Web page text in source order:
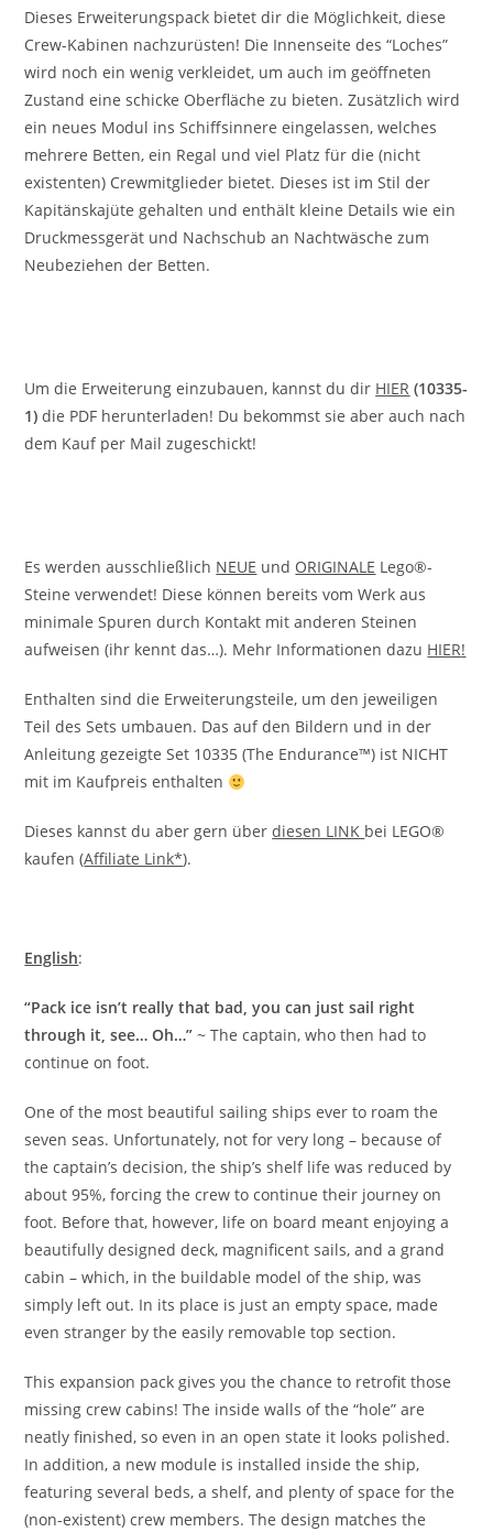
Dieses Erweiterungspack bietet dir die Möglichkeit, diese
Crew-Kabinen nachzurüsten! Die Innenseite des “Loches”
wird noch ein wenig verkleidet, um auch im geöffneten
Zustand eine schicke Oberfläche zu bieten. Zusätzlich wird
ein neues Modul ins Schiffsinnere eingelassen, welches
mehrere Betten, ein Regal und viel Platz für die (nicht
existenten) Crewmitglieder bietet. Dieses ist im Stil der
Kapitänskajüte gehalten und enthält kleine Details wie ein
Druckmessgerät und Nachschub an Nachtwäsche zum
Neubeziehen der Betten.
Um die Erweiterung einzubauen, kannst du dir HIER (10335-
1) die PDF herunterladen! Du bekommst sie aber auch nach
dem Kauf per Mail zugeschickt!
Es werden ausschließlich NEUE und ORIGINALE Lego®-
Steine verwendet! Diese können bereits vom Werk aus
minimale Spuren durch Kontakt mit anderen Steinen
aufweisen (ihr kennt das…). Mehr Informationen dazu HIER!
Enthalten sind die Erweiterungsteile, um den jeweiligen
Teil des Sets umbauen. Das auf den Bildern und in der
Anleitung gezeigte Set 10335 (The Endurance™) ist NICHT
mit im Kaufpreis enthalten
Dieses kannst du aber gern überdiesen LINK bei LEGO®
kaufen (Affiliate Link*).
English:
“Pack ice isn’t really that bad, you can just sail right
through it, see… Oh…”~ The captain, who then had to
continue on foot.
One of the most beautiful sailing ships ever to roam the
seven seas. Unfortunately, not for very long – because of
the captain’s decision, the ship’s shelf life was reduced by
about 95%, forcing the crew to continue their journey on
foot. Before that, however, life on board meant enjoying a
beautifully designed deck, magnificent sails, and a grand
cabin – which, in the buildable model of the ship, was
simply left out. In its place is just an empty space, made
even stranger by the easily removable top section.
This expansion pack gives you the chance to retrofit those
missing crew cabins! The inside walls of the “hole” are
neatly finished, so even in an open state it looks polished.
In addition, a new module is installed inside the ship,
featuring several beds, a shelf, and plenty of space for the
(non-existent) crew members. The design matches the